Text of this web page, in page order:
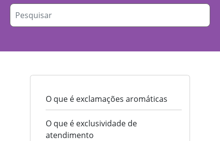
O que é exclamações aromáticas
O que é exclusividade de
atendimento